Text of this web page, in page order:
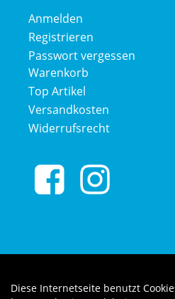
Anmelden
Registrieren
Passwort vergessen
Warenkorb
Top Artikel
Versandkosten
Widerrufsrecht
Diese Internetseite benutzt